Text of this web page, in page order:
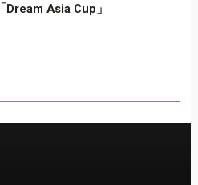
「Dream Asia Cup」